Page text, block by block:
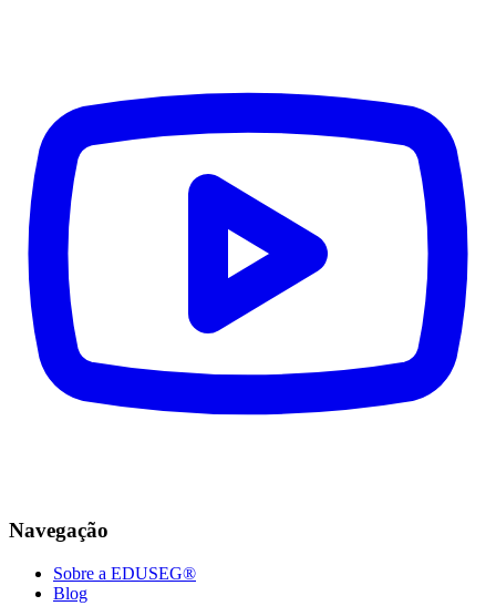
Navegação
Sobre a EDUSEG®
Blog